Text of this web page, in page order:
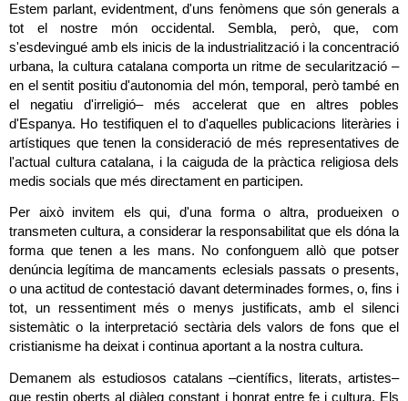
Estem parlant, evidentment, d'uns fenòmens que són generals a
tot el nostre món occidental. Sembla, però, que, com
s'esdevingué amb els inicis de la industrialització i la concentració
urbana, la cultura catalana comporta un ritme de secularització –
en el sentit positiu d'autonomia del món, temporal, però també en
el negatiu d'irreligió– més accelerat que en altres pobles
d'Espanya. Ho testifiquen el to d'aquelles publicacions literàries i
artístiques que tenen la consideració de més representatives de
l'actual cultura catalana, i la caiguda de la pràctica religiosa dels
medis socials que més directament en participen.
Per això invitem els qui, d'una forma o altra, produeixen o
transmeten cultura, a considerar la responsabilitat que els dóna la
forma que tenen a les mans. No confonguem allò que potser
denúncia legítima de mancaments eclesials passats o presents,
o una actitud de contestació davant determinades formes, o, fins i
tot, un ressentiment més o menys justificats, amb el silenci
sistemàtic o la interpretació sectària dels valors de fons que el
cristianisme ha deixat i continua aportant a la nostra cultura.
Demanem als estudiosos catalans –científics, literats, artistes–
que restin oberts al diàleg constant i honrat entre fe i cultura. Els